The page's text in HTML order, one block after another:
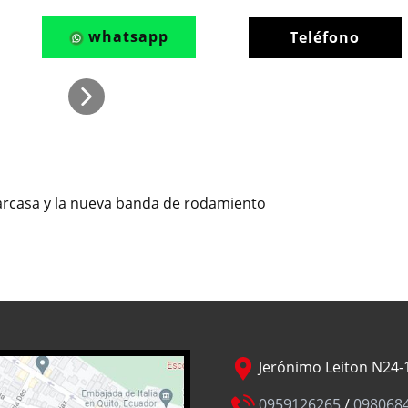
whatsapp Teléfono
y la nueva banda de rodamiento
Jerónimo Leiton N24-